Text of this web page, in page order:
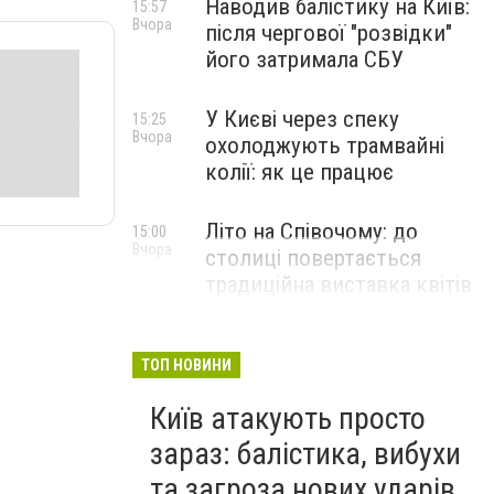
Наводив балістику на Київ:
після чергової "розвідки"
його затримала СБУ
15:57
Вчора
У Києві через спеку
охолоджують трамвайні
колії: як це працює
15:25
Вчора
Літо на Співочому: до
столиці повертається
традиційна виставка квітів
15:00
Вчора
ТОП НОВИНИ
Київ атакують просто
зараз: балістика, вибухи